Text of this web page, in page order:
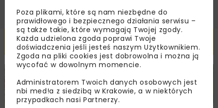
Powiązane artykuły
Poza plikami, które są nam niezbędne do
prawidłowego i bezpiecznego działania serwisu –
są także takie, które wymagają Twojej zgody.
Każda udzielona zgoda poprawi Twoje
doświadczenia jeśli jesteś naszym Użytkownikiem.
Zgoda na pliki cookies jest dobrowolna i można ją
wycofać w dowolnym momencie.
Administratorem Twoich danych osobowych jest
nbi med!a z siedzibą w Krakowie, a w niektórych
przypadkach nasi Partnerzy.